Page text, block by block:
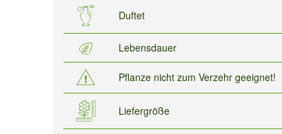
Duftet
Lebensdauer
Pflanze nicht zum Verzehr geeignet!
Liefergröße